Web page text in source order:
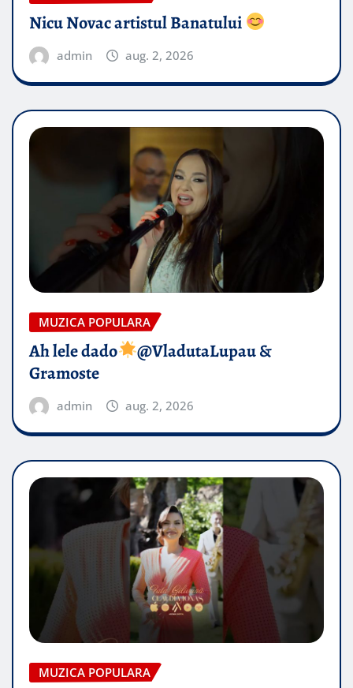
Nicu Novac artistul Banatului
admin aug. 2, 2026
MUZICA POPULARA
Ah lele dado​
@VladutaLupau &
Gramoste
admin aug. 2, 2026
MUZICA POPULARA